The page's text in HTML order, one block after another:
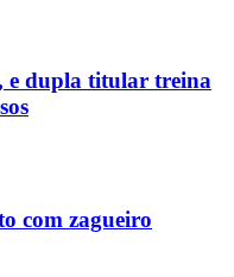
e dupla titular treina
com zagueiro